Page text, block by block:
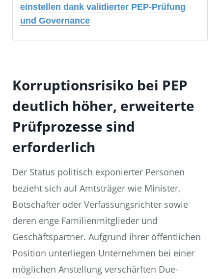
einstellen dank validierter PEP-Prüfung
und Governance
Korruptionsrisiko bei PEP
deutlich höher, erweiterte
Prüfprozesse sind
erforderlich
Der Status politisch exponierter Personen
bezieht sich auf Amtsträger wie Minister,
Botschafter oder Verfassungsrichter sowie
deren enge Familienmitglieder und
Geschäftspartner. Aufgrund ihrer öffentlichen
Position unterliegen Unternehmen bei einer
möglichen Anstellung verschärften Due-